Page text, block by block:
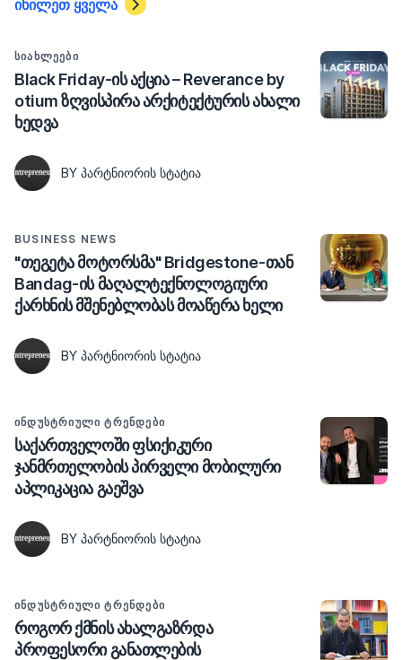
იხილეთ ყველა
ᲡᲘᲐᲮᲚᲔᲔᲑᲘ
Black Friday-ის აქცია – Reverance by
otium ზღვისპირა არქიტექტურის ახალი
ხედვა
BY ᲞᲐᲠᲢᲜᲘᲝᲠᲘᲡ ᲡᲢᲐᲢᲘᲐ
BUSINESS NEWS
"თეგეტა მოტორსმა" Bridgestone-თან
Bandag-ის მაღალტექნოლოგიური
ქარხნის მშენებლობას მოაწერა ხელი
BY ᲞᲐᲠᲢᲜᲘᲝᲠᲘᲡ ᲡᲢᲐᲢᲘᲐ
ᲘᲜᲓᲣᲡᲢᲠᲘᲣᲚᲘ ᲢᲠᲔᲜᲓᲔᲑᲘ
საქართველოში ფსიქიკური
ჯანმრთელობის პირველი მობილური
აპლიკაცია გაეშვა
BY ᲞᲐᲠᲢᲜᲘᲝᲠᲘᲡ ᲡᲢᲐᲢᲘᲐ
ᲘᲜᲓᲣᲡᲢᲠᲘᲣᲚᲘ ᲢᲠᲔᲜᲓᲔᲑᲘ
როგორ ქმნის ახალგაზრდა
პროფესორი განათლების